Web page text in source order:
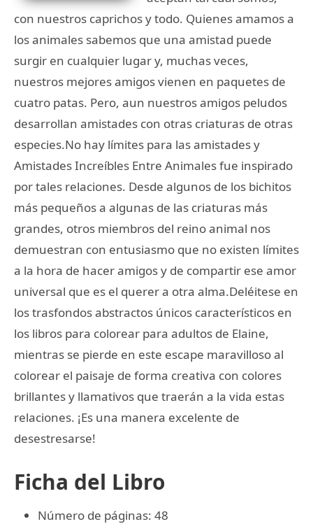
con nuestros caprichos y todo. Quienes amamos a
los animales sabemos que una amistad puede
surgir en cualquier lugar y, muchas veces,
nuestros mejores amigos vienen en paquetes de
cuatro patas. Pero, aun nuestros amigos peludos
desarrollan amistades con otras criaturas de otras
especies.No hay límites para las amistades y
Amistades Increíbles Entre Animales fue inspirado
por tales relaciones. Desde algunos de los bichitos
más pequeños a algunas de las criaturas más
grandes, otros miembros del reino animal nos
demuestran con entusiasmo que no existen límites
a la hora de hacer amigos y de compartir ese amor
universal que es el querer a otra alma.Deléitese en
los trasfondos abstractos únicos característicos en
los libros para colorear para adultos de Elaine,
mientras se pierde en este escape maravilloso al
colorear el paisaje de forma creativa con colores
brillantes y llamativos que traerán a la vida estas
relaciones. ¡Es una manera excelente de
desestresarse!
Ficha del Libro
Número de páginas: 48